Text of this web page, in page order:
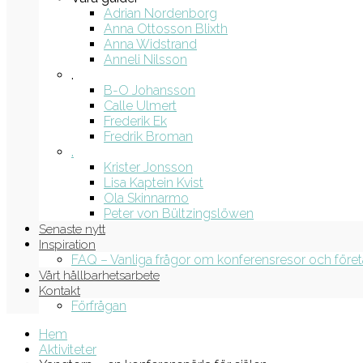
Adrian Nordenborg
Anna Ottosson Blixth
Anna Widstrand
Anneli Nilsson
.
B-O Johansson
Calle Ulmert
Frederik Ek
Fredrik Broman
.
Krister Jonsson
Lisa Kaptein Kvist
Ola Skinnarmo
Peter von Bültzingslöwen
Senaste nytt
Inspiration
FAQ – Vanliga frågor om konferensresor och
Vårt hållbarhetsarbete
Kontakt
Förfrågan
Hem
Aktiviteter